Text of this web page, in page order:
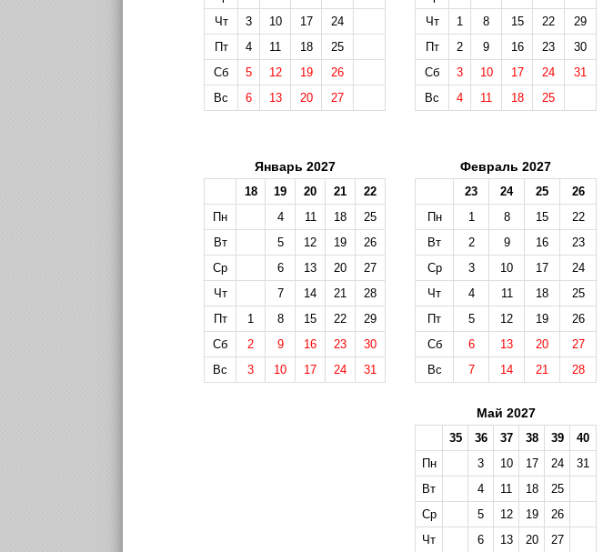
Чт
3 10 17
24
Пт
4 11 18
25
Сб
5 12 19
26
Вс
6 13 20 27
Чт
1 8 15 22
29
Пт
2 9 16 23
30
Сб
3 10 17 24
31
Вс
4 11 18 25
Январь 2027
18 19 20 21
22
Пн
4 11 18
25
Вт
5 12 19
26
Ср
6 13 20
27
Чт
7 14 21
28
Пт
1 8 15 22
29
Сб
2 9 16 23
30
Вс
3 10 17 24 31
Февраль 2027
23 24 25
26
Пн
1 8 15
22
Вт
2 9 16
23
Ср
3 10 17
24
Чт
4 11 18
25
Пт
5 12 19
26
Сб
6 13 20
27
Вс
7 14 21 28
Май 2027
35 36 37 38 39
40
Пн
3 10 17 24
31
Вт
4 11 18
25
Ср
5 12 19
26
Чт
6 13 20 27